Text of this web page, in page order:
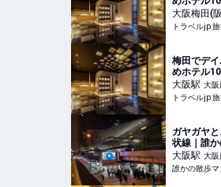
女子会に
旅行ガイド
大阪梅田(
阪市北区
トラベルjp
梅田でデ
めホテル
女子会にも
旅行ガイド
大阪駅 大阪
トラベルjp
ガヤガヤ
状線｜誰
サンポー
大阪駅 大阪
誰かの散歩マ